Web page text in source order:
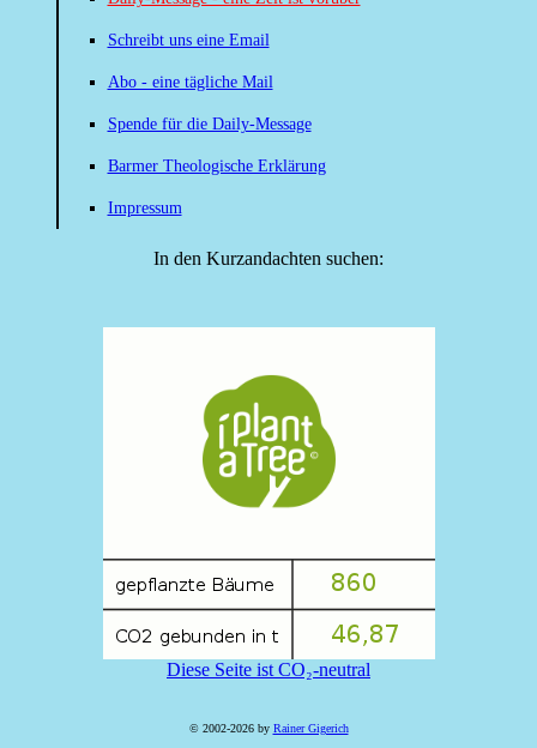
Schreibt uns eine Email
Abo - eine tägliche Mail
Spende für die Daily-Message
Barmer Theologische Erklärung
Impressum
In den Kurzandachten suchen:
Diese Seite ist CO₂-neutral
© 2002-2026 by Rainer Gigerich